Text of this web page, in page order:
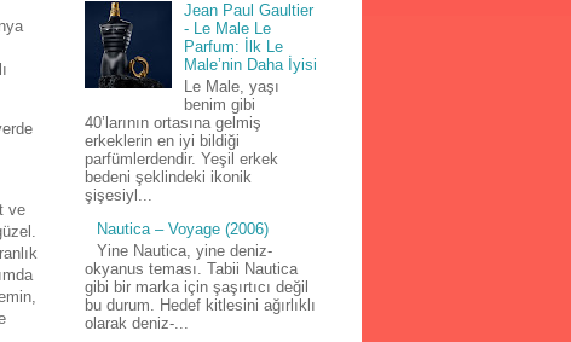
ve
Jean Paul Gaultier
- Le Male Le
Parfum: İlk Le
Male’nin Daha İyisi
Le Male, yaşı
benim gibi
40’larının ortasına gelmiş
erkeklerin en iyi bildiği
parfümlerdendir. Yeşil erkek
bedeni şeklindeki ikonik
şişesiyl...
Nautica – Voyage (2006)
Yine Nautica, yine deniz-
okyanus teması. Tabii Nautica
gibi bir marka için şaşırtıcı değil
bu durum. Hedef kitlesini ağırlıklı
olarak deniz-...